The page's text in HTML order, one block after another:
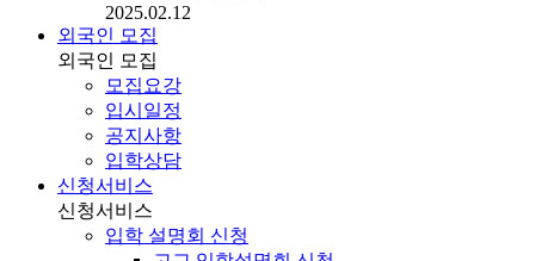
2025.02.12
외국인 모집
외국인 모집
모집요강
입시일정
공지사항
입학상담
신청서비스
신청서비스
입학 설명회 신청